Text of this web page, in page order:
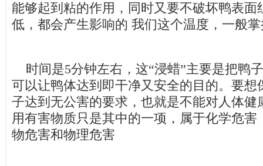
能够起到粘的作用，同时又要不破坏鸭表面
低，都会产生影响的 我们这个温度，一般
时间是5分钟左右，这“浸蜡”主要是把鸭
可以让鸭体达到即干净又安全的目的。要想
子达到无公害的要求，也就是不能对人体健
用有害物质只是其中的一项，属于化学危害
物危害和物理危害